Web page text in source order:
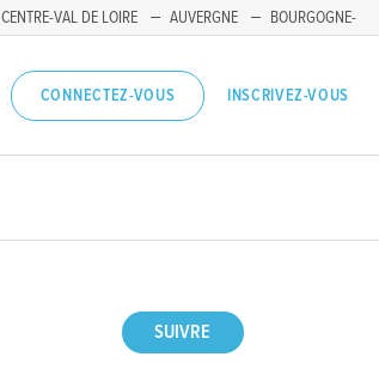
CENTRE-VAL DE LOIRE AUVERGNE
BOURGOGNE-
CONNECTEZ-VOUS INSCRIVEZ-VOUS
SUIVRE